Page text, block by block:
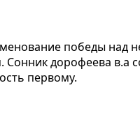
победы над
дорофеева
первому.